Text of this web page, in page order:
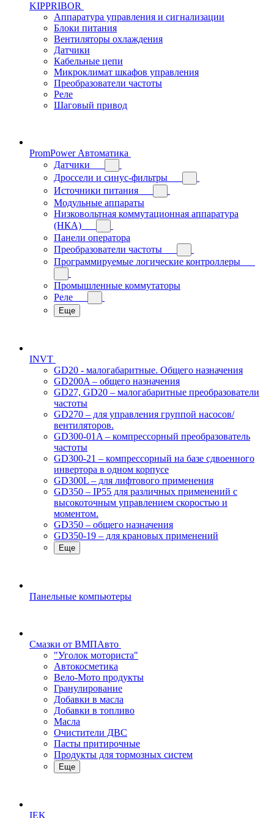
KIPPRIBOR
Аппаратура управления и сигнализации
Блоки питания
Вентиляторы охлаждения
Датчики
Кабельные цепи
Микроклимат шкафов управления
Преобразователи частоты
Реле
Шаговый привод
PromPower Автоматика
Датчики
Дроссели и синус-фильтры
Источники питания
Модульные аппараты
Низковольтная коммутационная аппаратура
(НКА)
Панели оператора
Преобразователи частоты
Программируемые логические контроллеры
Промышленные коммутаторы
Реле
Еще
INVT
GD20 - малогабаритные. Общего назначения
GD200A – общего назначения
GD27, GD20 – малогабаритные преобразователи
частоты
GD270 – для управления группой насосов/
вентиляторов.
GD300-01A – компрессорный преобразователь
частоты
GD300-21 – компрессорный на базе сдвоенного
инвертора в одном корпусе
GD300L – для лифтового применения
GD350 – IP55 для различных применений с
высокоточным управлением скоростью и
моментом.
GD350 – общего назначения
GD350-19 – для крановых применений
Еще
Панельные компьютеры
Смазки от ВМПАвто
"Уголок моториста"
Автокосметика
Вело-Мото продукты
Гранулирование
Добавки в масла
Добавки в топливо
Масла
Очистители ДВС
Пасты притирочные
Продукты для тормозных систем
Еще
IEK